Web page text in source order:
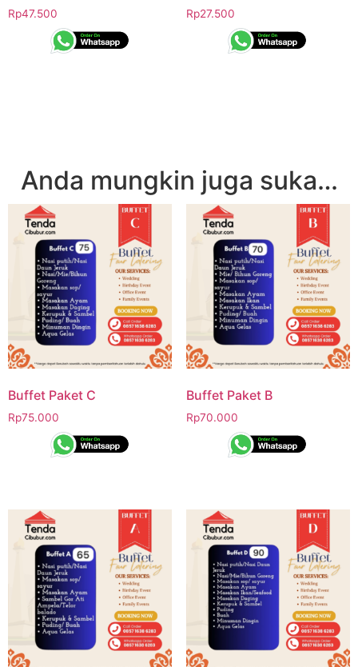
Rp47.500 Rp27.500
Anda mungkin juga suka…
Buffet Paket C
Rp75.000
Buffet Paket B
Rp70.000